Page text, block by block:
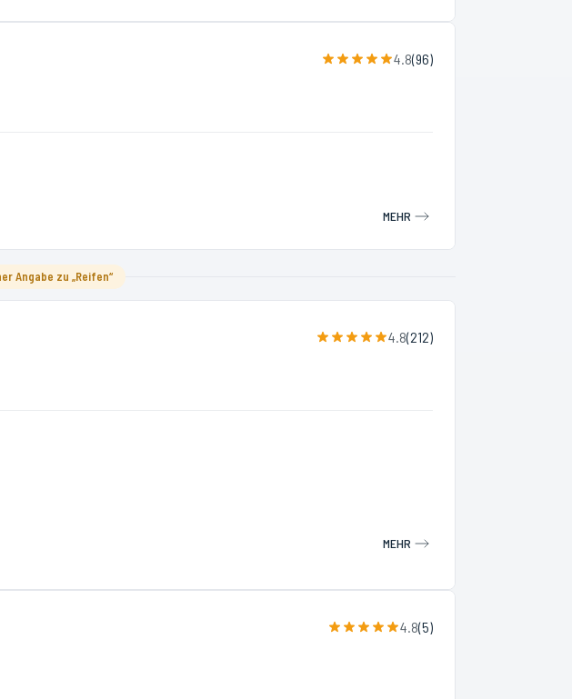
4.8(96)
MEHR
Angabe zu „Reifen“
4.8(212)
MEHR
4.8(5)